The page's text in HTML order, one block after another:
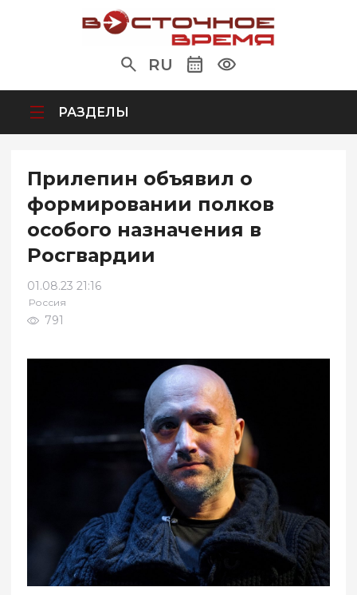
RU
РАЗДЕЛЫ
Прилепин объявил о
формировании полков
особого назначения в
Росгвардии
01.08.23 21:16
Россия
791